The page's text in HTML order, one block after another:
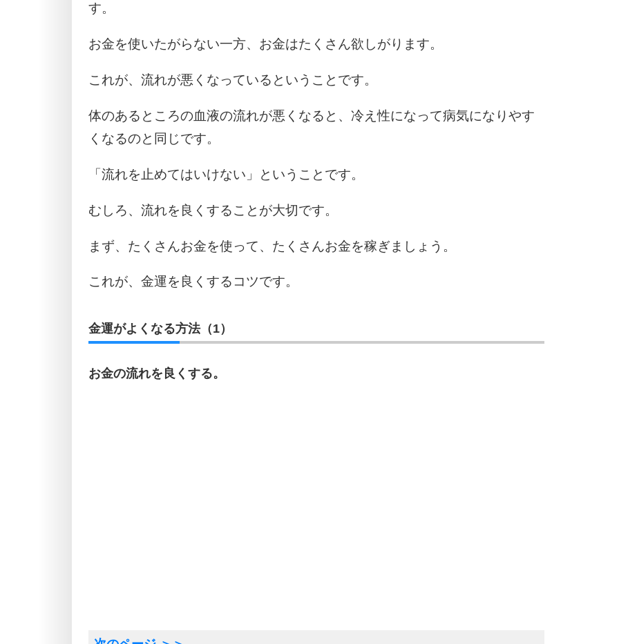
す。
お金を使いたがらない一方、お金はたくさん欲しがります。
これが、流れが悪くなっているということです。
体のあるところの血液の流れが悪くなると、冷え性になって病気になりやす
くなるのと同じです。
「流れを止めてはいけない」ということです。
むしろ、流れを良くすることが大切です。
まず、たくさんお金を使って、たくさんお金を稼ぎましょう。
これが、金運を良くするコツです。
金運がよくなる方法（1）
お金の流れを良くする。